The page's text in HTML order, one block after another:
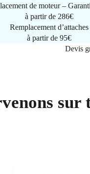
de moteur –
à partir de 286€
Remplacement d’attaches
à partir de 95€
Devis
sur